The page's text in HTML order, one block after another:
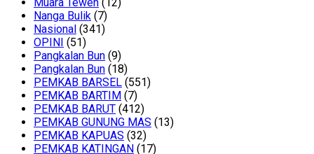
Muara Teweh (12)
Nanga Bulik (7)
Nasional (341)
OPINI (51)
Pangkalan Bun (9)
Pangkalan Bun (18)
PEMKAB BARSEL (551)
PEMKAB BARTIM (7)
PEMKAB BARUT (412)
PEMKAB GUNUNG MAS (13)
PEMKAB KAPUAS (32)
PEMKAB KATINGAN (17)